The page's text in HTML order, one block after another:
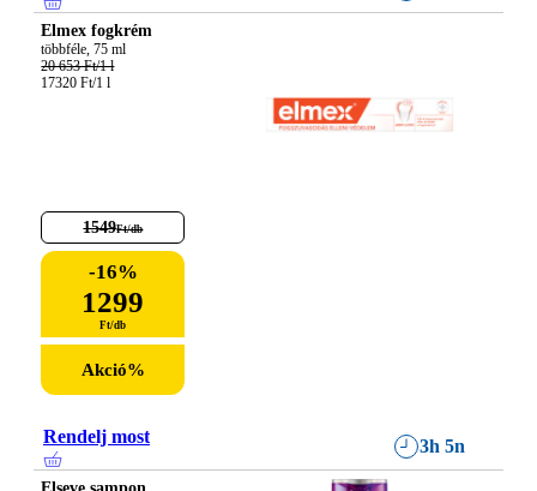
Elmex fogkrém
20 653 Ft/1 l
17320 Ft/1 l
1549Ft/db
-16%
1299
Ft/db
Akció%
Rendelj most 3h 5n